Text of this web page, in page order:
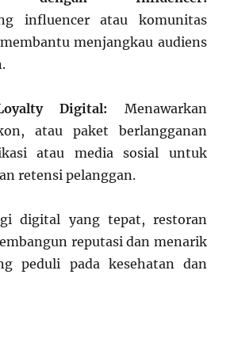
influencer atau komunitas
menjangkau audiens
Digital: Menawarkan
atau paket berlangganan
atau media sosial untuk
retensi pelanggan.
digital yang tepat, restoran
reputasi dan menarik
peduli pada kesehatan dan